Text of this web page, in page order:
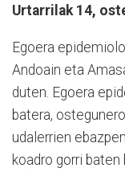
Urtarrilak 14,
Egoera
Andoain eta
duten. Egoera
batera,
udalerrien
koadro gorri